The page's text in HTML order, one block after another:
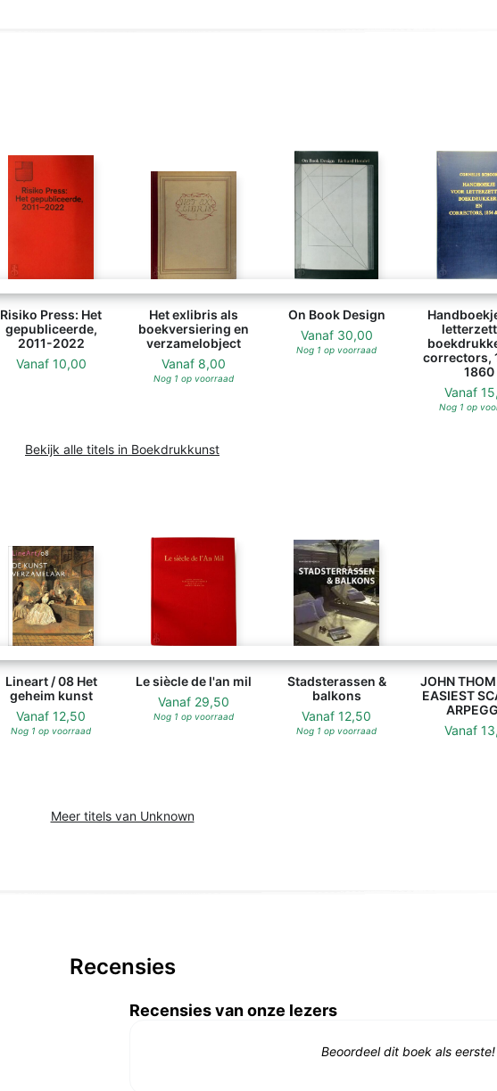
Risiko Press: Het
gepubliceerde,
2011-2022
Vanaf 10,00
Het exlibris als
boekversiering en
verzamelobject
Vanaf 8,00
Nog 1 op voorraad
On Book Design
Vanaf 30,00
Nog 1 op voorraad
correctors,
1860
Vanaf
Nog 1 op
Bekijk alle titels in Boekdrukkunst
Lineart / 08 Het
geheim kunst
Vanaf 12,50
Nog 1 op voorraad
Le siècle de l'an mil
Vanaf 29,50
Nog 1 op voorraad
Stadsterassen &
balkons
Vanaf 12,50
Nog 1 op voorraad
JOHN
EASIEST
Vanaf
Meer titels van Unknown
Recensies
Recensies van onze lezers
Beoordeel dit boek als eerste!